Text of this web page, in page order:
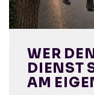
WER
DIENST
AM